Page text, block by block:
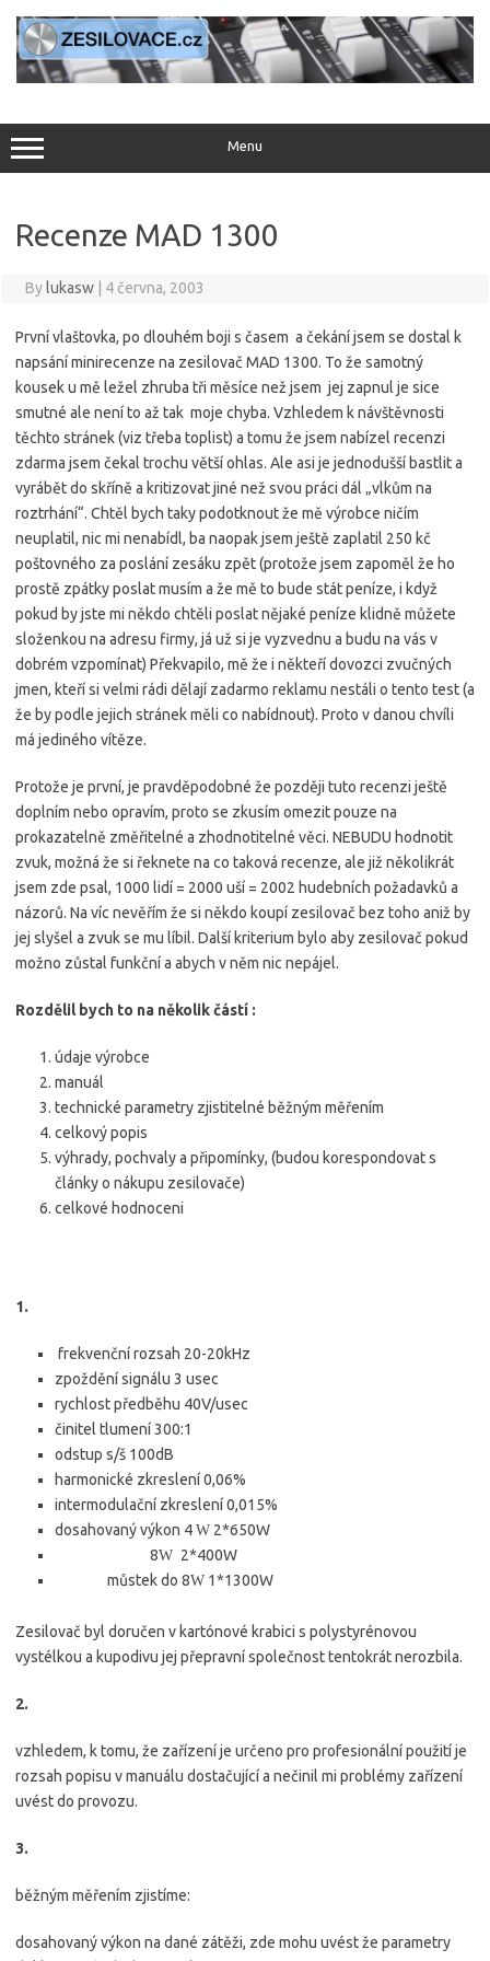
content
Menu
Recenze MAD 1300
Bylukasw 4 června, 2003
První vlaštovka, po dlouhém boji s časem a čekání jsem se dostal k
napsání minirecenze na zesilovač MAD 1300. To že samotný
kousek u mě ležel zhruba tři měsíce než jsem jej zapnul je sice
smutné ale není to až tak moje chyba. Vzhledem k návštěvnosti
těchto stránek (viz třeba toplist) a tomu že jsem nabízel recenzi
zdarma jsem čekal trochu větší ohlas. Ale asi je jednodušší bastlit a
vyrábět do skříně a kritizovat jiné než svou práci dál „vlkům na
roztrhání“. Chtěl bych taky podotknout že mě výrobce ničím
neuplatil, nic mi nenabídl, ba naopak jsem ještě zaplatil 250 kč
poštovného za poslání zesáku zpět (protože jsem zapoměl že ho
prostě zpátky poslat musím a že mě to bude stát peníze, i když
pokud by jste mi někdo chtěli poslat nějaké peníze klidně můžete
složenkou na adresu firmy, já už si je vyzvednu a budu na vás v
dobrém vzpomínat) Překvapilo, mě že i někteří dovozci zvučných
jmen, kteří si velmi rádi dělají zadarmo reklamu nestáli o tento test (a
že by podle jejich stránek měli co nabídnout). Proto v danou chvíli
má jediného vítěze.
Protože je první, je pravděpodobné že později tuto recenzi ještě
doplním nebo opravím, proto se zkusím omezit pouze na
prokazatelně změřitelné a zhodnotitelné věci. NEBUDU hodnotit
zvuk, možná že si řeknete na co taková recenze, ale již několikrát
jsem zde psal, 1000 lidí = 2000 uší = 2002 hudebních požadavků a
názorů. Na víc nevěřím že si někdo koupí zesilovač bez toho aniž by
jej slyšel a zvuk se mu líbil. Další kriterium bylo aby zesilovač pokud
možno zůstal funkční a abych v něm nic nepájel.
Rozdělil bych to na několik částí :
údaje výrobce
manuál
technické parametry zjistitelné běžným měřením
celkový popis
výhrady, pochvaly a připomínky, (budou korespondovat s
články o nákupu zesilovače)
celkové hodnoceni
1.
frekvenční rozsah 20-20kHz
zpoždění signálu 3 usec
rychlost předběhu 40V/usec
činitel tlumení 300:1
odstup s/š 100dB
harmonické zkreslení 0,06%
intermodulační zkreslení 0,015%
dosahovaný výkon 4 W 2*650W
8W 2*400W
můstek do 8W 1*1300W
Zesilovač byl doručen v kartónové krabici s polystyrénovou
vystélkou a kupodivu jej přepravní společnost tentokrát nerozbila.
2.
vzhledem, k tomu, že zařízení je určeno pro profesionální použití je
rozsah popisu v manuálu dostačující a nečinil mi problémy zařízení
uvést do provozu.
3.
běžným měřením zjistíme:
dosahovaný výkon na dané zátěži, zde mohu uvést že parametry